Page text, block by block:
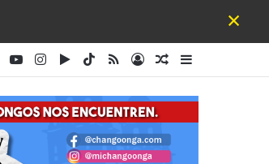
Powered by SendPulse
×
YouTubeInstagram
Google Play
TikTok
RSSAccesoPublicación al
Barra lateral